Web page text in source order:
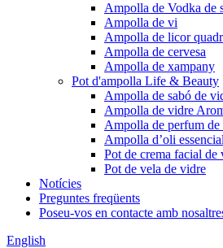
Ampolla de Vodka de
Ampolla de vi
Ampolla de licor
Ampolla de cervesa
Ampolla de xampany
Pot d'ampolla Life & Beauty
Ampolla de sabó de
Ampolla de vidre
Ampolla de perfum de
Ampolla d’oli
Pot de crema facial de
Pot de vela de vidre
Notícies
Preguntes freqüents
Poseu-vos en contacte amb
English